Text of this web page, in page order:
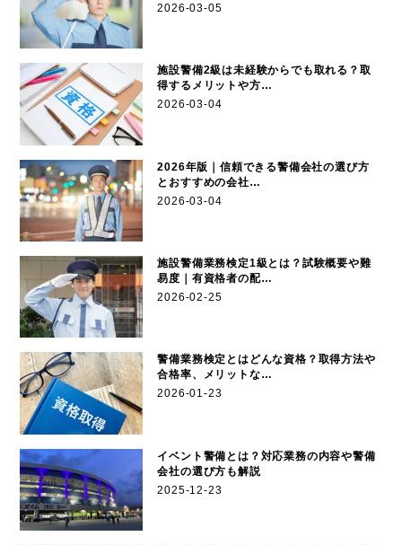
2026-03-05
施設警備2級は未経験からでも取れる？取
得するメリットや方…
2026-03-04
2026年版｜信頼できる警備会社の選び方
とおすすめの会社…
2026-03-04
施設警備業務検定1級とは？試験概要や難
易度｜有資格者の配…
2026-02-25
警備業務検定とはどんな資格？取得方法や
合格率、メリットな…
2026-01-23
イベント警備とは？対応業務の内容や警備
会社の選び方も解説
2025-12-23